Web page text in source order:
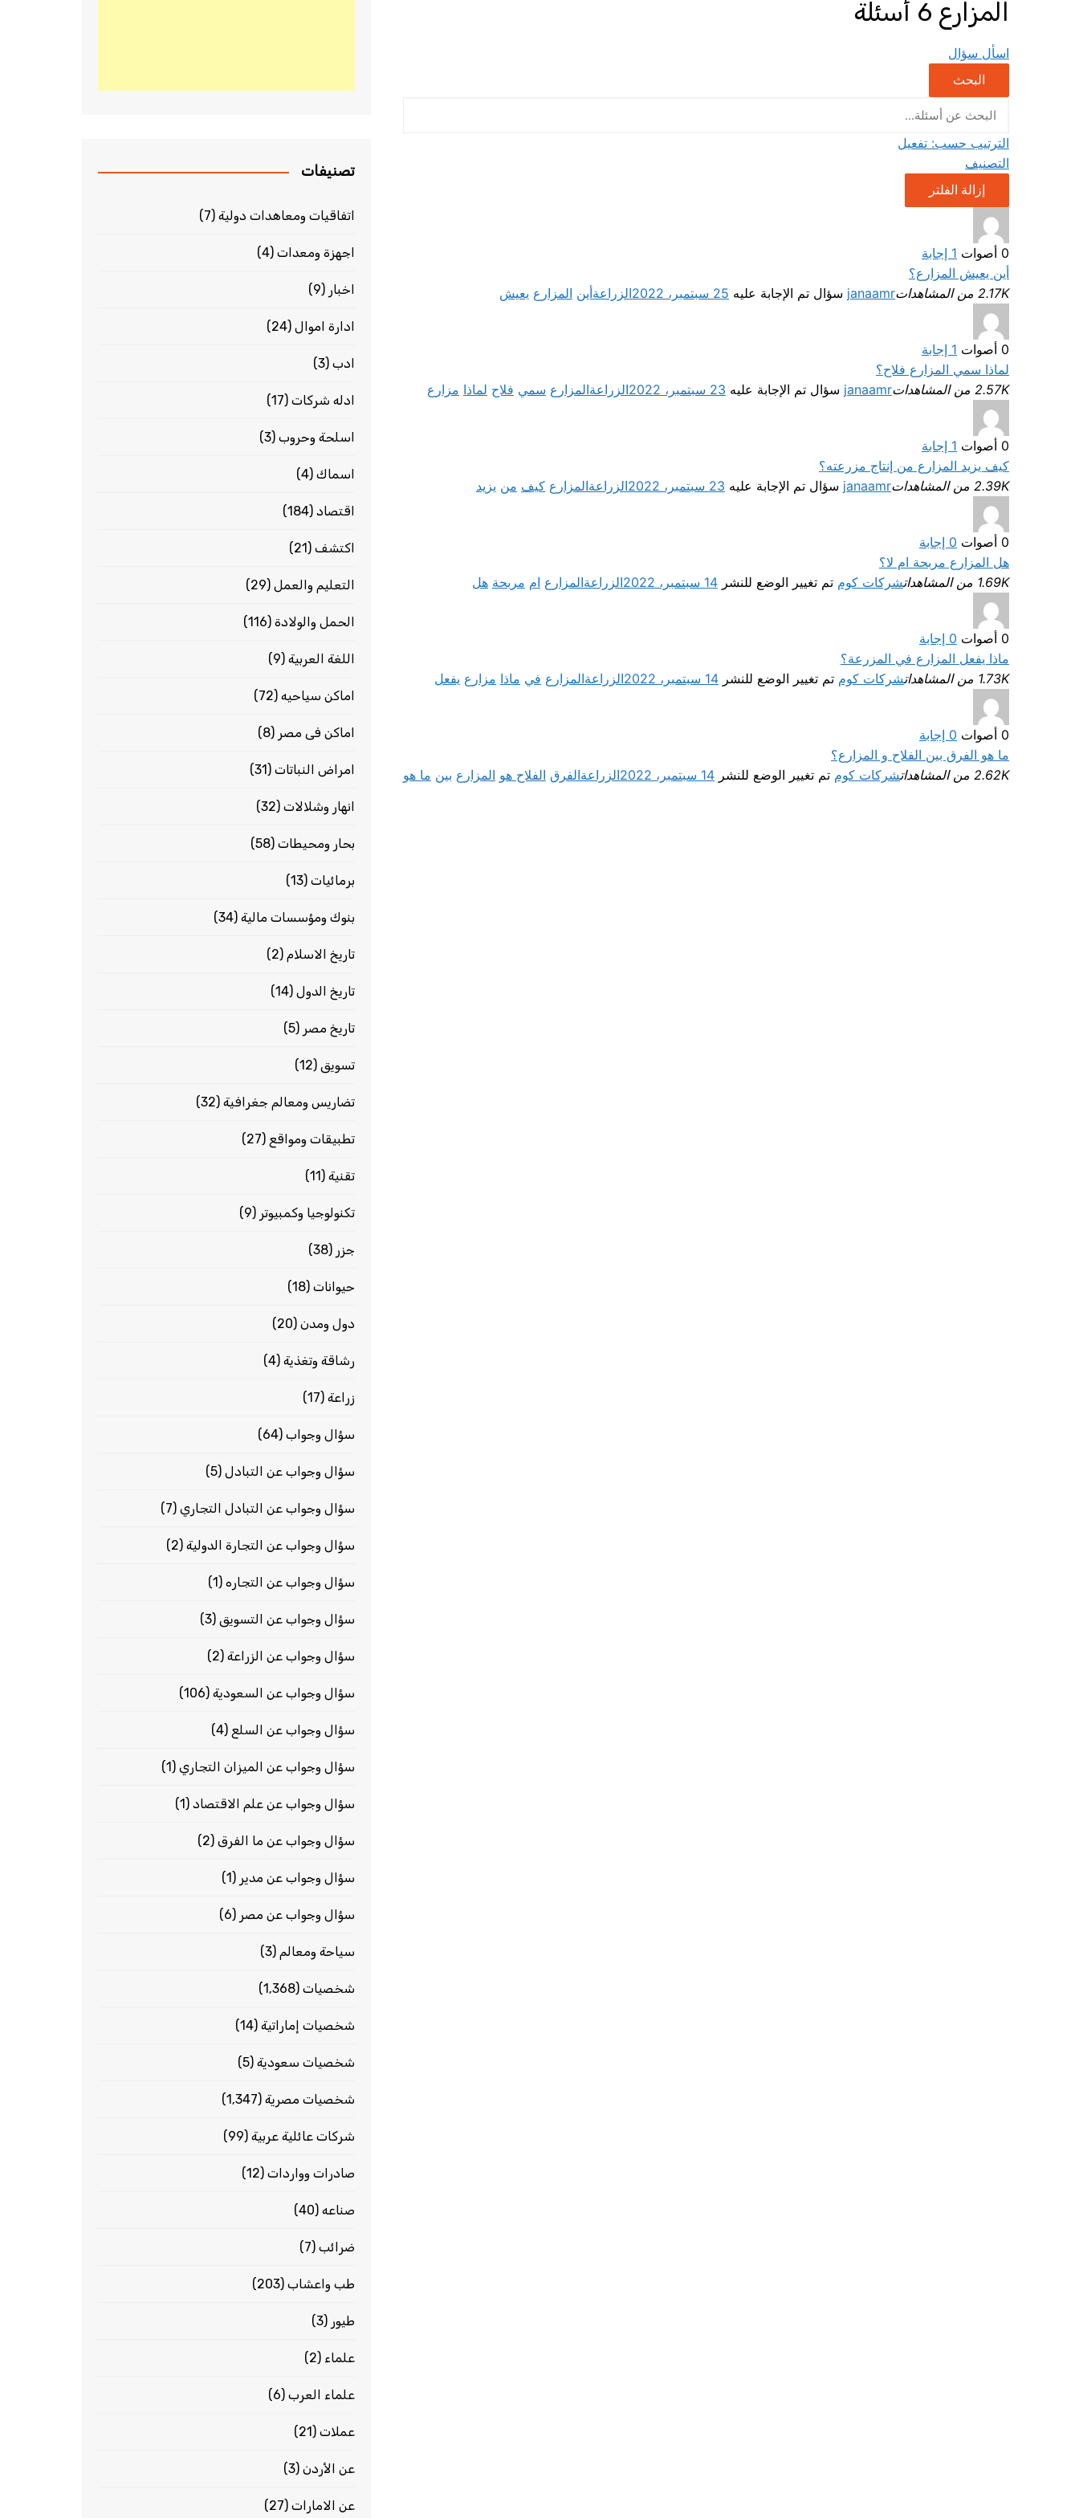
المزارع 6 أسئلة
اسأل سؤال
البحث
الترتيب حسب: تفعيل
التصنيف
إزالة الفلتر
0 أصوات 1 إجابة
أين يعيش المزارع؟
2.17K من المشاهدات
janaamr سؤال تم الإجابة عليه 25 سبتمبر، 2022 الزراعةأين المزارع يعيش
0 أصوات 1 إجابة
لماذا سمي المزارع فلاح؟
2.57K من المشاهدات
janaamr سؤال تم الإجابة عليه 23 سبتمبر، 2022 الزراعةالمزارع سمي فلاح لماذا مزارع
0 أصوات 1 إجابة
كيف يزيد المزارع من إنتاج مزرعته؟
2.39K من المشاهدات
janaamr سؤال تم الإجابة عليه 23 سبتمبر، 2022 الزراعةالمزارع كيف من يزيد
0 أصوات 0 إجابة
هل المزارع مربحة ام لا؟
1.69K من المشاهدات
شركات كوم تم تغيير الوضع للنشر 14 سبتمبر، 2022 الزراعةالمزارع ام مربحة هل
0 أصوات 0 إجابة
ماذا يفعل المزارع في المزرعة؟
1.73K من المشاهدات
شركات كوم تم تغيير الوضع للنشر 14 سبتمبر، 2022 الزراعةالمزارع في ماذا مزارع يفعل
0 أصوات 0 إجابة
ما هو الفرق بين الفلاح و المزارع؟
2.62K من المشاهدات
شركات كوم تم تغيير الوضع للنشر 14 سبتمبر، 2022 الزراعةالفرق الفلاح هو المزارع بين ما هو
تصنيفات
اتفاقيات ومعاهدات دولية (7)
اجهزة ومعدات (4)
اخبار (9)
ادارة اموال (24)
ادب (3)
ادله شركات (17)
اسلحة وحروب (3)
اسماك (4)
اقتصاد (184)
اكتشف (21)
التعليم والعمل (29)
الحمل والولادة (116)
اللغة العربية (9)
اماكن سياحيه (72)
اماكن فى مصر (8)
امراض النباتات (31)
انهار وشلالات (32)
بحار ومحيطات (58)
برمائيات (13)
بنوك ومؤسسات مالية (34)
تاريخ الاسلام (2)
تاريخ الدول (14)
تاريخ مصر (5)
تسويق (12)
تضاريس ومعالم جغرافية (32)
تطبيقات ومواقع (27)
تقنية (11)
تكنولوجيا وكمبيوتر (9)
جزر (38)
حيوانات (18)
دول ومدن (20)
رشاقة وتغذية (4)
زراعة (17)
سؤال وجواب (64)
سؤال وجواب عن التبادل (5)
سؤال وجواب عن التبادل التجاري (7)
سؤال وجواب عن التجارة الدولية (2)
سؤال وجواب عن التجاره (1)
سؤال وجواب عن التسويق (3)
سؤال وجواب عن الزراعة (2)
سؤال وجواب عن السعودية (106)
سؤال وجواب عن السلع (4)
سؤال وجواب عن الميزان التجاري (1)
سؤال وجواب عن علم الاقتصاد (1)
سؤال وجواب عن ما الفرق (2)
سؤال وجواب عن مدير (1)
سؤال وجواب عن مصر (6)
سياحة ومعالم (3)
شخصيات (1٬368)
شخصيات إماراتية (14)
شخصيات سعودية (5)
شخصيات مصرية (1٬347)
شركات عائلية عربية (99)
صادرات وواردات (12)
صناعه (40)
ضرائب (7)
طب واعشاب (203)
طيور (3)
علماء (2)
علماء العرب (6)
عملات (21)
عن الأردن (3)
عن الامارات (27)